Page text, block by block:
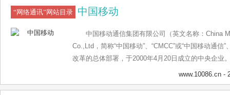
和团队力量，针对政企客户提供的新一代企业数字化
络+MSP产品服务体系，联合合作伙伴，打造完善的
深圳为基地，在京津冀、长三角和粤港澳大湾区等
的智慧云网一体化业务，从而进一步推动公司宽带通
的全面转型和升级。同时，鹏博士聚焦混合云、企
主研发的鹏云视讯系统，引领业界全高清1080P的全
屏多用的跨界远程服务。截至目前，视频会议业务为
84788万股的限制性股票，约占当前公司股本总额的
家发展改革委等部门发起“数字化转型伙伴行动”倡议。
“网络通讯”网站目录 中国移动
中国移动通信集团有限公司（英文名称：China
Co.,Ltd，简称“中国移动”、“CMCC”或“中国移动通信
改革的总体部署，于2000年4月20日成立的中央企业
公司进行公司制改制，企业类型由全民所有制企业
移动通信集团有限公司。中国移动是一家基于GSM
www.10086.cn -